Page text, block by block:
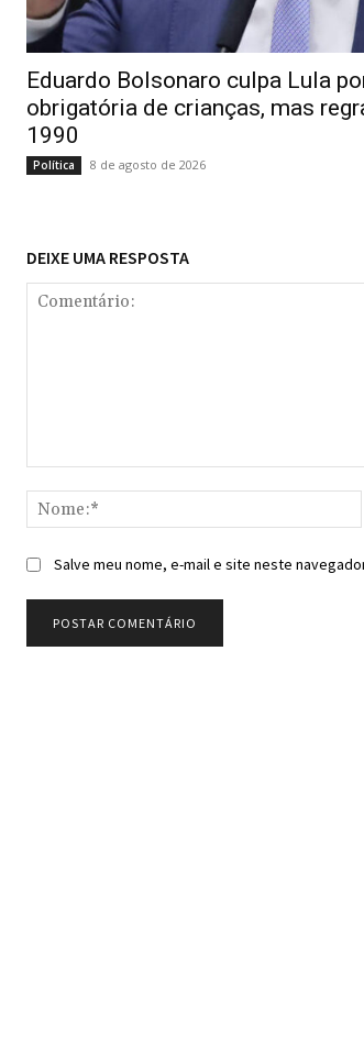
Eduardo Bolsonaro culpa Lula
obrigatória de crianças, mas
1990
Política 8 de agosto de 2026
DEIXE UMA RESPOSTA
Salve meu nome, e-mail e site neste